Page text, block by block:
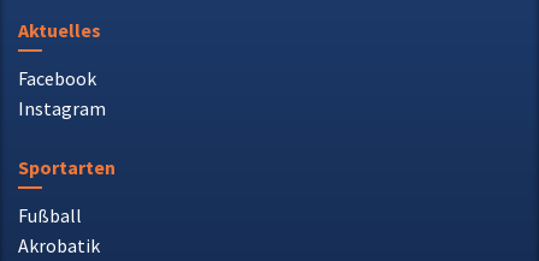
Aktuelles
Facebook
Instagram
Sportarten
Fußball
Akrobatik